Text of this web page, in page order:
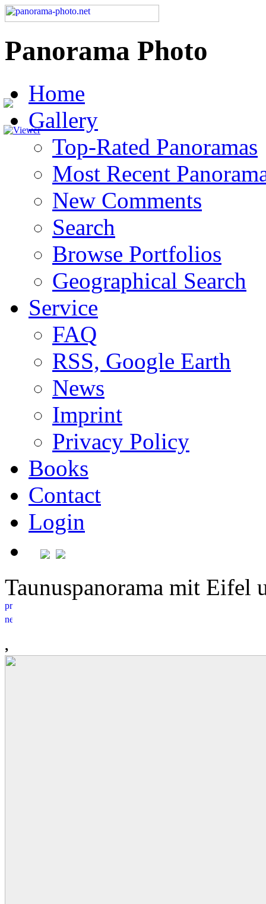
Panorama Photo
Home
Gallery
Top-Rated Panoramas
Most Recent
New Comments
Search
Browse Portfolios
Geographical Search
Service
FAQ
RSS, Google Earth
News
Imprint
Privacy Policy
Books
Contact
Login
Taunuspanorama mit